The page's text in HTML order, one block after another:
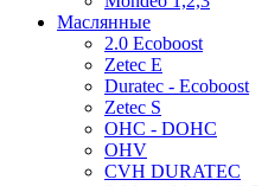
Маслянные
2.0 Ecoboost
Zetec E
Duratec - Ecoboost
Zetec S
OHC - DOHC
OHV
CVH DURATEC